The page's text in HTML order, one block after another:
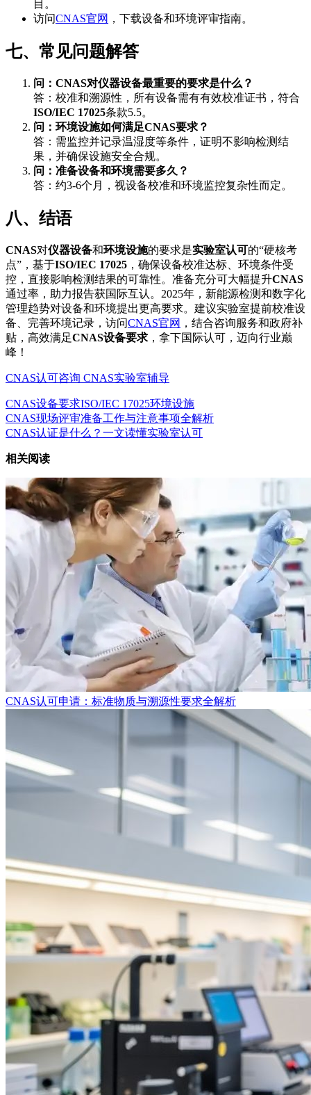
目。
访问CNAS官网 ，下载设备和环境评审指南。
七、常见问题解答
问：CNAS对仪器设备最重要的要求是什么？
答：校准和溯源性，所有设备需有有效校准证书，符合
ISO/IEC 17025条款5.5。
问：环境设施如何满足CNAS要求？
答：需监控并记录温湿度等条件，证明不影响检测结
果，并确保设施安全合规。
问：准备设备和环境需要多久？
答：约3-6个月，视设备校准和环境监控复杂性而定。
八、结语
CNAS对仪器设备和环境设施的要求是实验室认可的“硬核考
点”，基于ISO/IEC 17025 ，确保设备校准达标、环境条件受
控，直接影响检测结果的可靠性。准备充分可大幅提升CNAS
通过率，助力报告获国际互认。2025年，新能源检测和数字化
管理趋势对设备和环境提出更高要求。建议实验室提前校准设
备、完善环境记录，访问CNAS官网 ，结合咨询服务和政府补
贴，高效满足CNAS设备要求 ，拿下国际认可，迈向行业巅
峰！
CNAS认可咨询 CNAS实验室辅导
CNAS设备要求ISO/IEC 17025环境设施
CNAS现场评审准备工作与注意事项全解析
CNAS认证是什么？一文读懂实验室认可
相关阅读
CNAS认可申请：标准物质与溯源性要求全解析